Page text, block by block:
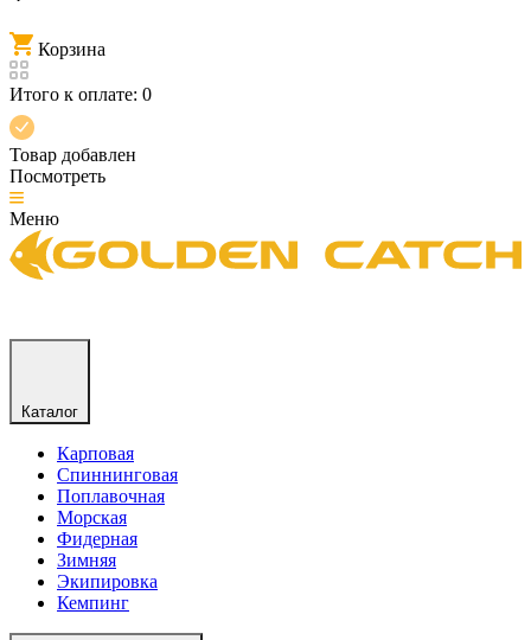
Корзина
Итого к оплате: 0
Товар добавлен
Посмотреть
Меню
Каталог
Карповая
Спиннинговая
Поплавочная
Морская
Фидерная
Зимняя
Экипировка
Кемпинг